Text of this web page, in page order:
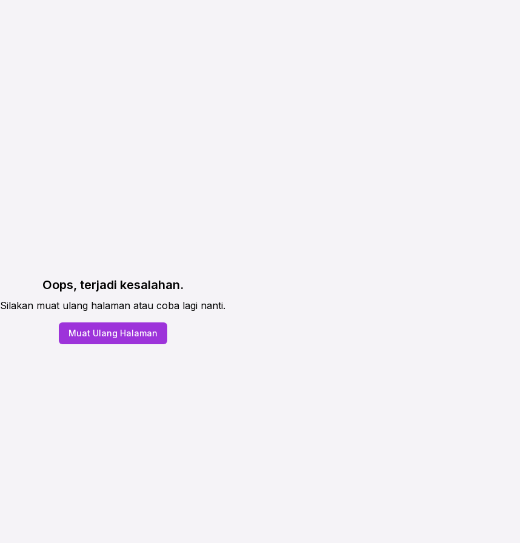
Oops, terjadi kesalahan.
Silakan muat ulang halaman atau coba lagi nanti.
Muat Ulang Halaman